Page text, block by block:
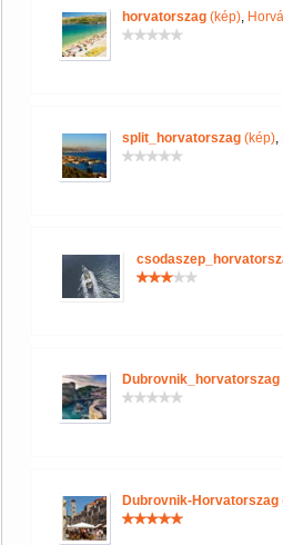
horvatorszag (kép),
split_horvatorszag (kép),
Dubrovnik_horvatorszag
Dubrovnik-Horvatorszag